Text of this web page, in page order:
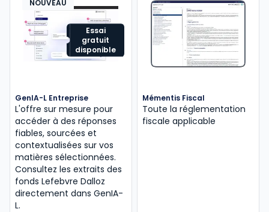
Essai
gratuit
disponible
NOUVEAU
GenIA-L Entreprise
L'offre sur mesure pour
accéder à des réponses
fiables, sourcées et
contextualisées sur vos
matières sélectionnées.
Consultez les extraits des
fonds Lefebvre Dalloz
directement dans GenIA-
L.
Mémentis Fiscal
Toute la réglementation
fiscale applicable